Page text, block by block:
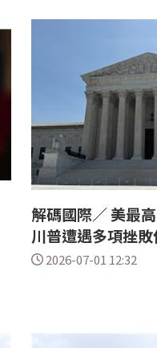
解碼國際／ 美最
川普遭遇多項挫
2026-07-01 12:32